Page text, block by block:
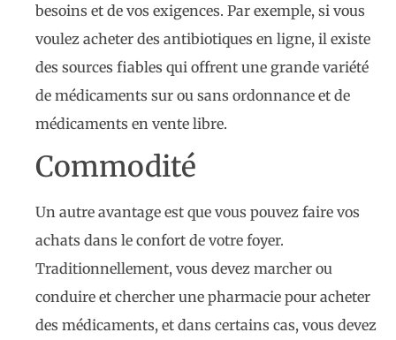
besoins et de vos exigences. Par exemple, si vous
voulez acheter des antibiotiques en ligne, il existe
des sources fiables qui offrent une grande variété
de médicaments sur ou sans ordonnance et de
médicaments en vente libre.
Commodité
Un autre avantage est que vous pouvez faire vos
achats dans le confort de votre foyer.
Traditionnellement, vous devez marcher ou
conduire et chercher une pharmacie pour acheter
des médicaments, et dans certains cas, vous devez